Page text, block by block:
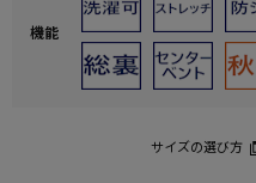
機能
サイズの選び方